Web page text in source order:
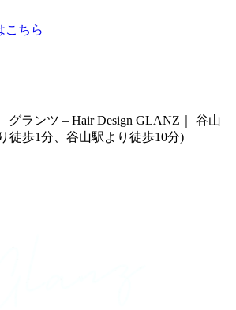
こちら
グランツ – Hair Design GLANZ｜ 谷山
徒歩1分、谷山駅より徒歩10分)